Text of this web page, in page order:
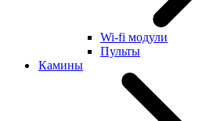
Wi-fi модули
Пульты
Камины